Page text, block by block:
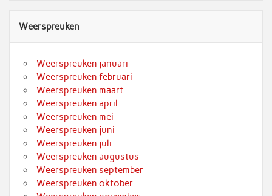
Weerspreuken
Weerspreuken januari
Weerspreuken februari
Weerspreuken maart
Weerspreuken april
Weerspreuken mei
Weerspreuken juni
Weerspreuken juli
Weerspreuken augustus
Weerspreuken september
Weerspreuken oktober